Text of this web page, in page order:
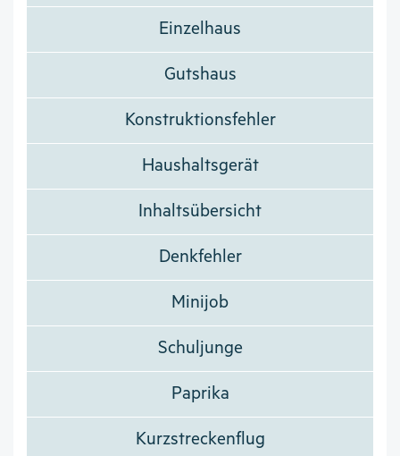
Einzelhaus
Gutshaus
Konstruktionsfehler
Haushaltsgerät
Inhaltsübersicht
Denkfehler
Minijob
Schuljunge
Paprika
Kurzstreckenflug